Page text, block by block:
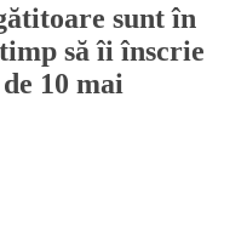
sunt în
să îi înscrie
10 mai